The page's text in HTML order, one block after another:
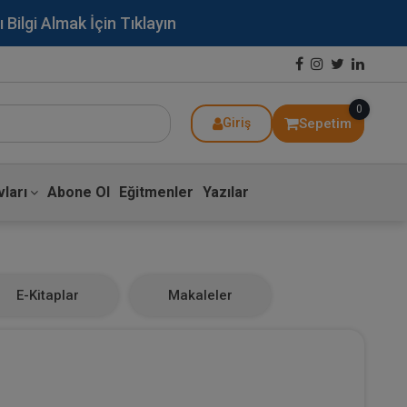
Almak İçin Tıklayın
Giriş Sepetim
0
Abone Ol Eğitmenler Yazılar
E-Kitaplar Makaleler